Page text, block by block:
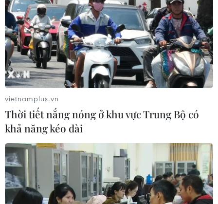
Công ty Đường sắt Đức thử nghiệm tàu
chạy bằng hydro 'xanh'
24/11/2020 02:16
Công ty đường sắt Đức thông báo sẽ chạy thử nghiệm
tàu động cơ hydro, thay thế các đoàn tàu chạy bằng
vietnamplus.vn
Thời tiết nắng nóng ở khu vực Trung Bộ có
khả năng kéo dài